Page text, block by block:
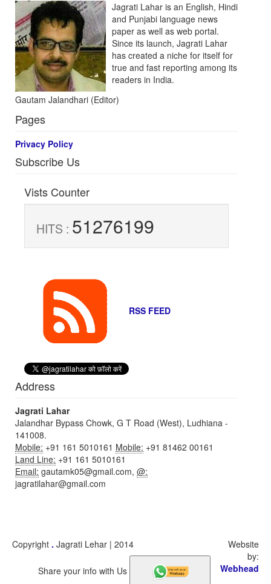
Jagrati Lahar is an English, Hindi
and Punjabi language news
paper as well as web portal.
Since its launch, Jagrati Lahar
has created a niche for itself for
true and fast reporting among its
readers in India.
Gautam Jalandhari (Editor)
Pages
Privacy Policy
Subscribe Us
Vists Counter
HITS : 51276199
RSS FEED
Address
Jagrati Lahar
Jalandhar Bypass Chowk, G T Road (West), Ludhiana -
141008.
Mobile: +91 161 5010161 Mobile: +91 81462 00161
Land Line: +91 161 5010161
Email: gautamk05@gmail.com, @:
jagratilahar@gmail.com
Copyright . Jagrati Lehar | 2014
Website
by:
Webhead
Share your info with Us